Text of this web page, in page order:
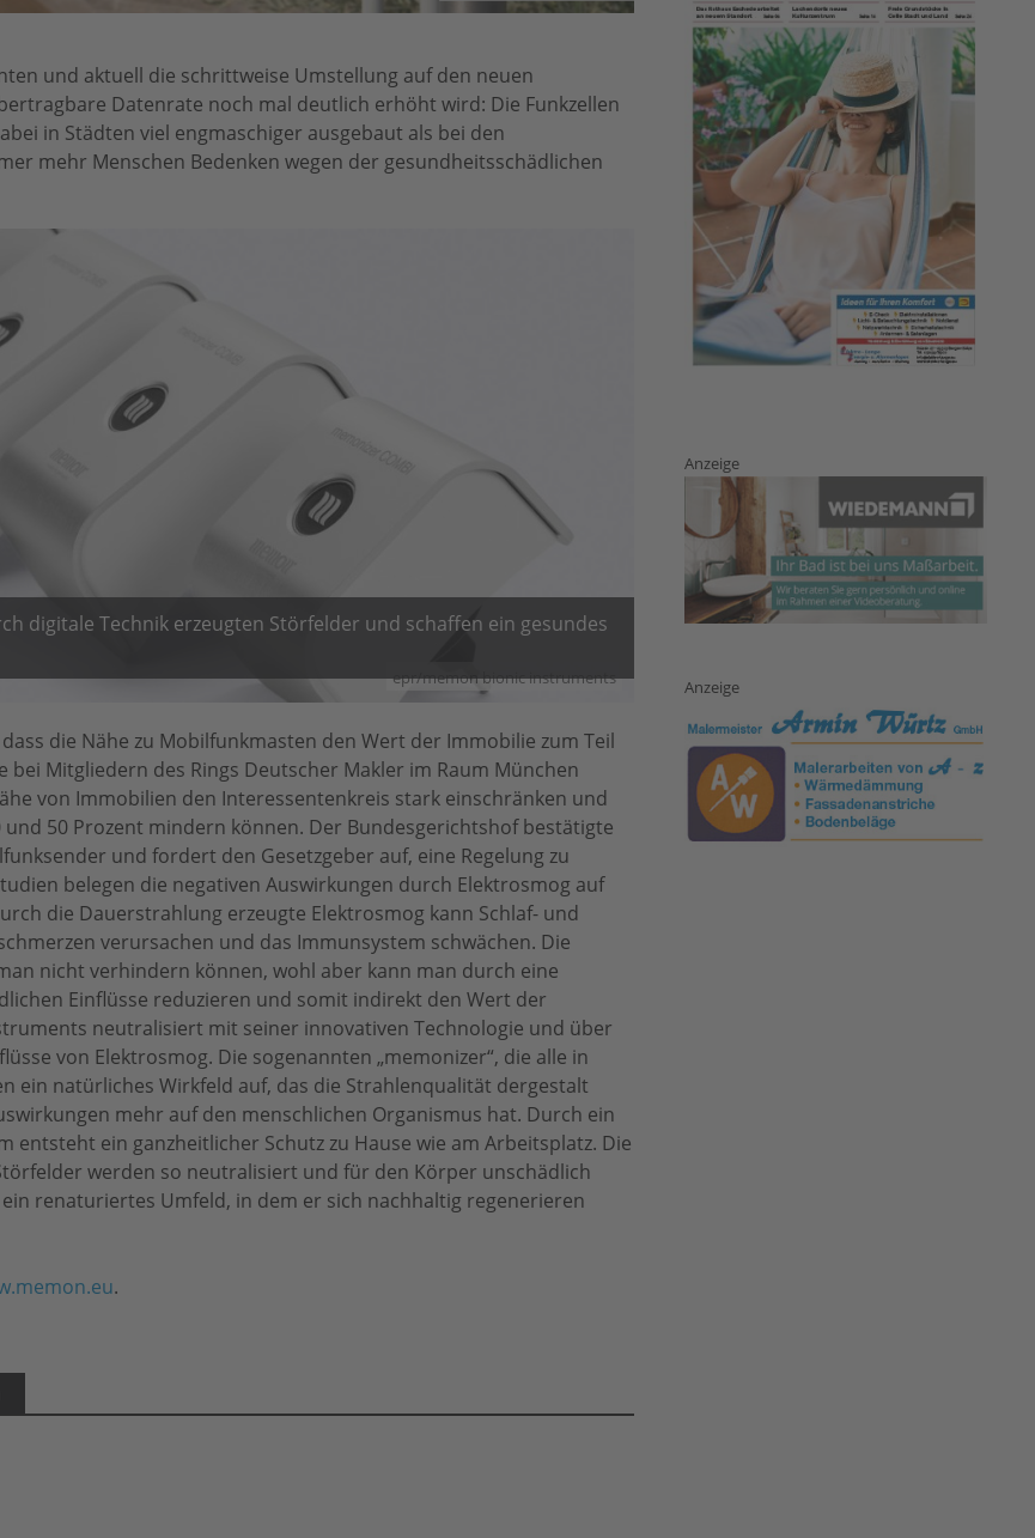
und aktuell die schrittweise Umstellung auf den neuen
Datenrate noch mal deutlich erhöht wird: Die Funkzellen
in Städten viel engmaschiger ausgebaut als bei den
mehr Menschen Bedenken wegen der gesundheitsschädlichen
epr/memon bionic instruments
digitale Technik erzeugten Störfelder und schaffen ein gesundes
die Nähe zu Mobilfunkmasten den Wert der Immobilie zum Teil
Mitgliedern des Rings Deutscher Makler im Raum München
von Immobilien den Interessentenkreis stark einschränken und
50 Prozent mindern können. Der Bundesgerichtshof bestätigte
und fordert den Gesetzgeber auf, eine Regelung zu
belegen die negativen Auswirkungen durch Elektrosmog auf
die Dauerstrahlung erzeugte Elektrosmog kann Schlaf- und
verursachen und das Immunsystem schwächen. Die
nicht verhindern können, wohl aber kann man durch eine
Einflüsse reduzieren und somit indirekt den Wert der
neutralisiert mit seiner innovativen Technologie und über
von Elektrosmog. Die sogenannten „memonizer“, die alle in
ein natürliches Wirkfeld auf, das die Strahlenqualität dergestalt
mehr auf den menschlichen Organismus hat. Durch ein
ein ganzheitlicher Schutz zu Hause wie am Arbeitsplatz. Die
werden so neutralisiert und für den Körper unschädlich
renaturiertes Umfeld, in dem er sich nachhaltig regenerieren
.
Anzeige
Anzeige